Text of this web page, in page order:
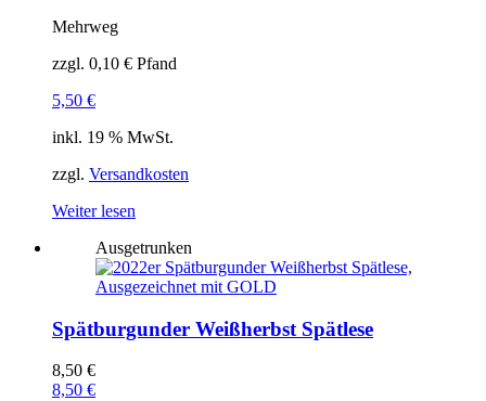
Mehrweg
zzgl. 0,10 € Pfand
5,50 €
inkl. 19 % MwSt.
zzgl. Versandkosten
Weiter lesen
Ausgetrunken
Spätburgunder Weißherbst Spätlese
8,50 €
8,50 €